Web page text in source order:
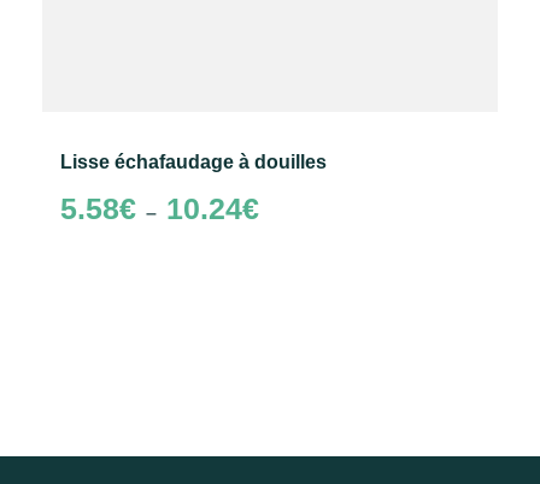
Lisse échafaudage à douilles
5.58€ – 10.24€